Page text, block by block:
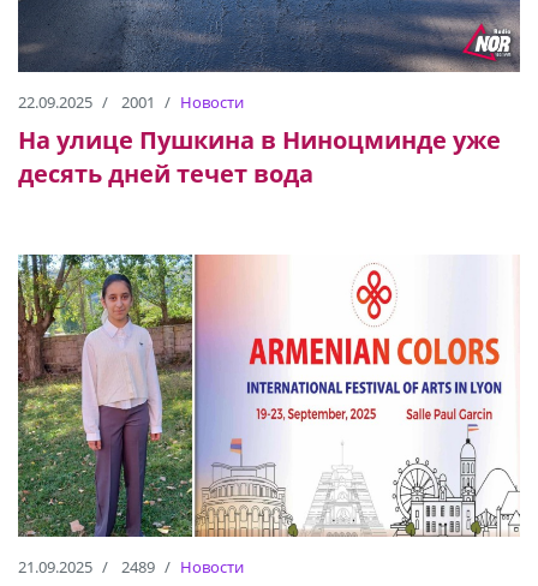
22.09.2025 2001 Новости
На улице Пушкина в Ниноцминде уже
десять дней течет вода
21.09.2025 2489 Новости